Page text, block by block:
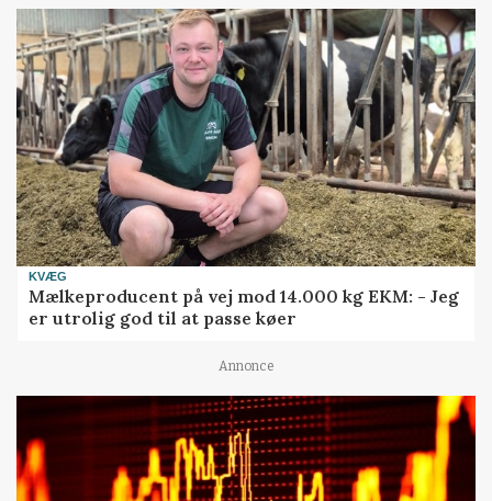
KVÆG
Mælkeproducent på vej mod 14.000 kg EKM: - Jeg
er utrolig god til at passe køer
Annonce